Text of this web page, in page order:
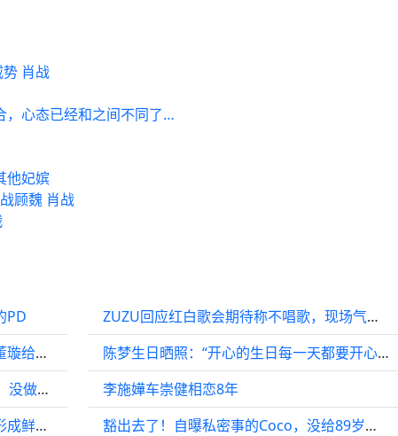
肖战
，心态已经和之间不同了…
他妃嫔
顾魏 肖战
PD
董璇给二婚老公庆生，张维伊都快把董璇给啃了，实在是太夸张了
梅婷吃海鲜大排档，50了脸蛋很紧致，没做发型头顶稀疏发缝好宽
德妃的与世无争与僖嫔的自作聪明，形成鲜明对比
ZUZU回应红白歌会期待称不唱歌，现场气氛热烈
陈梦生日晒照：“开心的生日每一天都要开心哦 ​​​”
李施嬅车崇健相恋8年
豁出去了！自曝私密事的Coco，没给89岁的谢贤留一点体面